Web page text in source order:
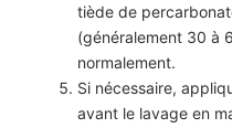
tiède de
(généralement 30 à
normalement.
Si nécessaire,
avant le lavage en